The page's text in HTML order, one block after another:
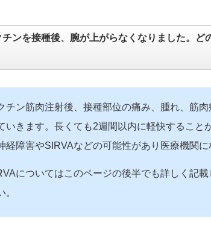
チンを接種後、腕が上がらなくなりました。ど
チン筋肉注射後、接種部位の痛み、腫れ、筋
いきます。長くても2週間以内に軽快すること
経障害やSIRVAなどの可能性があり医療機関に
についてはこのページの後半でも詳しく記
。